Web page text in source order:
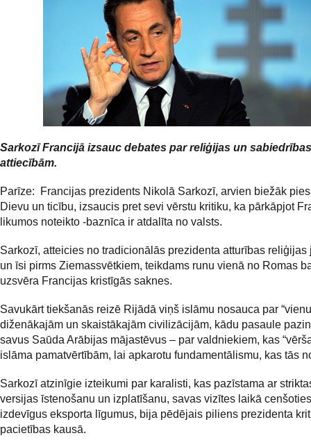
Sarkozī Francijā izsauc debates par reliģijas un sabiedrības
attiecībām.
Parīze: Francijas prezidents Nikolā Sarkozī, arvien biežāk
Dievu un ticību, izsaucis pret sevi vērstu kritiku, ka pārkāpjot
likumos noteikto -baznīca ir atdalīta no valsts.
Sarkozī, atteicies no tradicionālās prezidenta atturības reliģijas
un īsi pirms Ziemassvētkiem, teikdams runu vienā no Romas
uzsvēra Francijas kristīgās saknes.
Savukārt tiekšanās reizē Rijādā viņš islāmu nosauca par
diženākajām un skaistākajām civilizācijām, kādu pasaule
savus Saūda Arābijas mājastēvus – par valdniekiem, kas
islāma pamatvērtībām, lai apkarotu fundamentālismu, kas tās
Sarkozī atzinīgie izteikumi par karalisti, kas pazīstama ar
versijas īstenošanu un izplatīšanu, savas vizītes laikā
izdevīgus eksporta līgumus, bija pēdējais piliens prezidenta
pacietības kausā.